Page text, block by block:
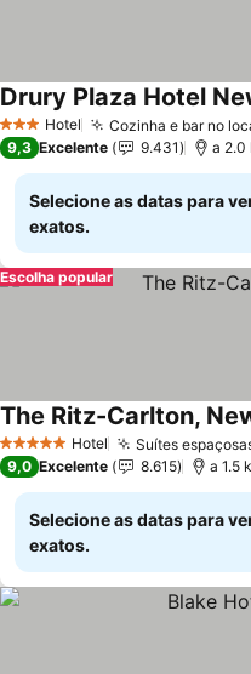
3 EstrelasHotel Cozinha e bar no
Drury Plaza Hotel
9,3 Excelente 9.431 a 2.0
Selecione as datas para
exatos.
Escolha popular
5 Estrelas Hotel Suítes
The Ritz-Carlton,
9,0 Excelente 8.615 a 1.5
Selecione as datas para
exatos.